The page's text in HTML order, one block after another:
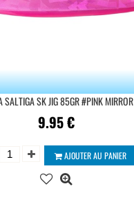
SALTIGA SK JIG 85GR #PINK MIRROR
9.95€
AJOUTER AU PANIER